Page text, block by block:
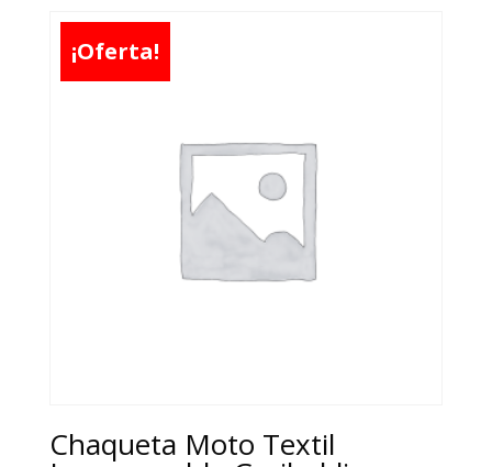
era:
319,95 €.
¡Oferta!
Chaqueta Moto Textil